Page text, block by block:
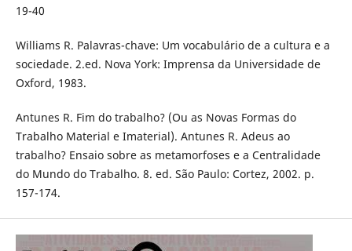
19-40
Williams R. Palavras-chave: Um vocabulário de a cultura e a
sociedade. 2.ed. Nova York: Imprensa da Universidade de
Oxford, 1983.
Antunes R. Fim do trabalho? (Ou as Novas Formas do
Trabalho Material e Imaterial). Antunes R. Adeus ao
trabalho? Ensaio sobre as metamorfoses e a Centralidade
do Mundo do Trabalho. 8. ed. São Paulo: Cortez, 2002. p.
157-174.